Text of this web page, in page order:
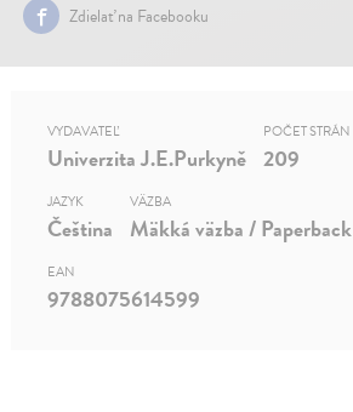
Zdielať na Facebooku
VYDAVATEĽ
Univerzita J.E.Purkyně
POČET STRÁN
209
JAZYK
Čeština
VÄZBA
Mäkká väzba / Paperback
EAN
9788075614599